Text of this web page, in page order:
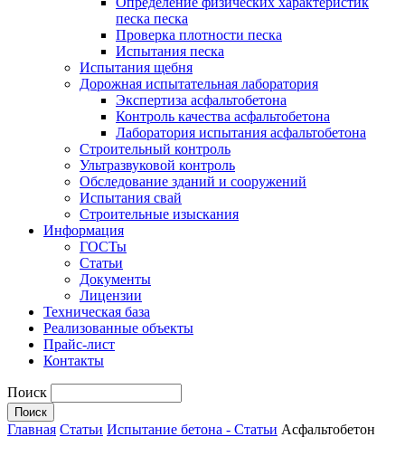
песка песка
Проверка плотности песка
Испытания песка
Испытания щебня
Дорожная испытательная лаборатория
Экспертиза асфальтобетона
Контроль качества асфальтобетона
Лаборатория испытания асфальтобетона
Строительный контроль
Ультразвуковой контроль
Обследование зданий и сооружений
Испытания свай
Строительные изыскания
Информация
ГОСТы
Статьи
Документы
Лицензии
Техническая база
Реализованные объекты
Прайс-лист
Контакты
Поиск
Главная Статьи Испытание бетона - Статьи Асфальтобетон